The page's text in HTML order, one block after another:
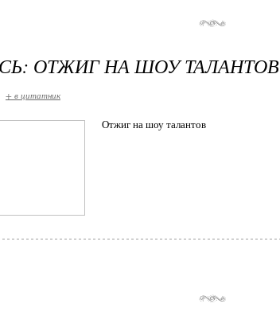
ОТЖИГ НА ШОУ ТАЛАНТОВ
+ в цитатник
Отжиг на шоу талантов